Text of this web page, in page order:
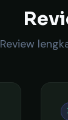
Review